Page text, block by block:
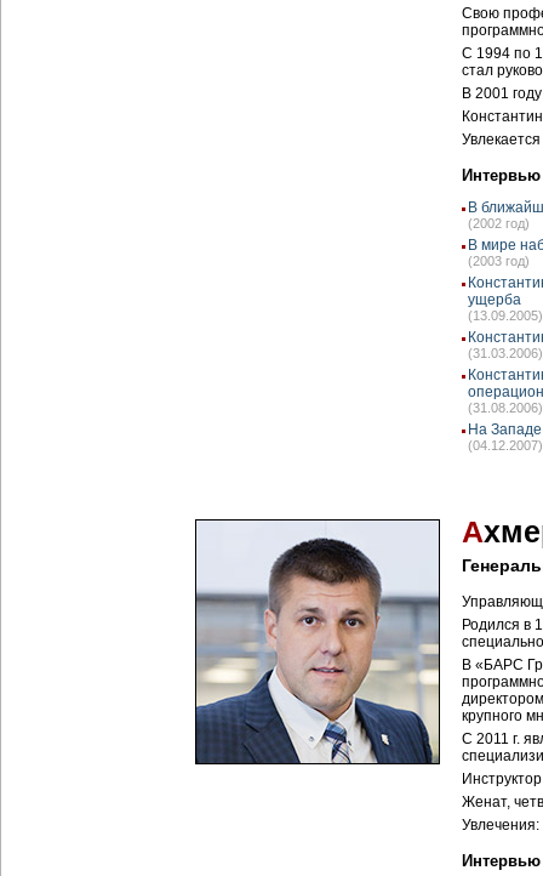
Свою
С 1994 по
стал
В 2001
Интервью
В
(2002 год)
В мире
(2003 год)
ущерба
(13.09.2005)
(31.03.2006)
(31.08.2006)
На Западе
(04.12.2007)
А
Родился в
В «БАРС
крупного
С 2011 г.
Женат,
Интервью